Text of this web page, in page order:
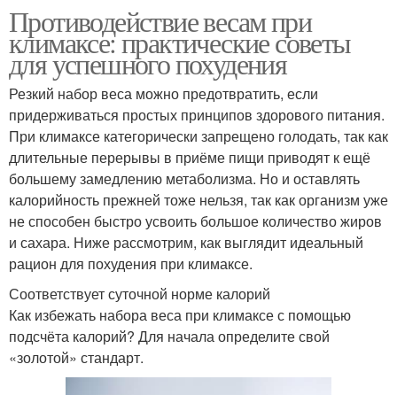
Противодействие весам при
климаксе: практические советы
для успешного похудения
Резкий набор веса можно предотвратить, если
придерживаться простых принципов здорового питания.
При климаксе категорически запрещено голодать, так как
длительные перерывы в приёме пищи приводят к ещё
большему замедлению метаболизма. Но и оставлять
калорийность прежней тоже нельзя, так как организм уже
не способен быстро усвоить большое количество жиров
и сахара. Ниже рассмотрим, как выглядит идеальный
рацион для похудения при климаксе.
Соответствует суточной норме калорий
Как избежать набора веса при климаксе с помощью
подсчёта калорий? Для начала определите свой
«золотой» стандарт.